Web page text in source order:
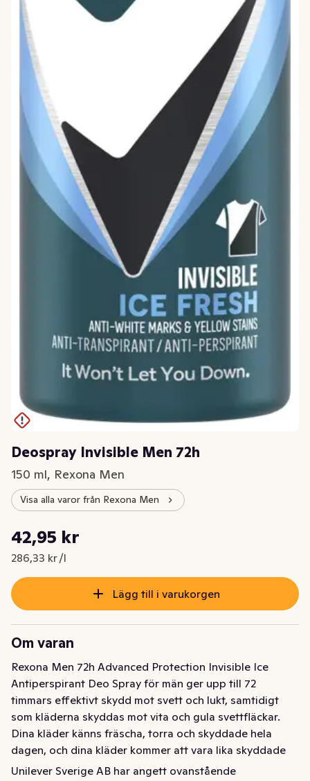
Deospray Invisible Men 72h
150 ml, Rexona Men
Visa alla varor från Rexona Men
Nuvarande pris är: 42,95 kr
42,95 kr
286,33 kr /l
Styckpris: 286,33 kr /l
Lägg till i varukorgen
Om varan
Rexona Men 72h Advanced Protection Invisible Ice
Antiperspirant Deo Spray för män ger upp till 72
timmars effektivt skydd mot svett och lukt, samtidigt
som kläderna skyddas mot vita och gula svettfläckar.
Dina kläder känns fräscha, torra och skyddade hela
dagen, och dina kläder kommer att vara lika skyddade
som du är. Med Rexona Invisible Ice deo antiperspirant
Unilever Sverige AB har angett ovanstående